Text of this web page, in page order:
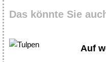
Das könnte Sie
Auf